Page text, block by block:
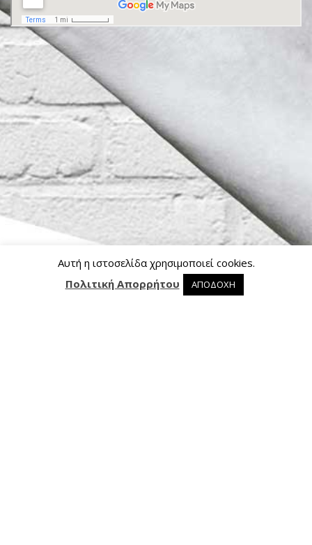
0 0 προϊόντα στο καλάθι
Αυτή η ιστοσελίδα χρησιμοποιεί cookies.
Πολιτική Απορρήτου
ΑΠΟΔΟΧΗ